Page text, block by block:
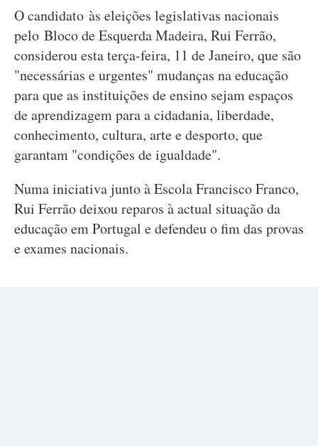
O candidato às eleições legislativas nacionais
pelo Bloco de Esquerda Madeira, Rui Ferrão,
considerou esta terça-feira, 11 de Janeiro, que são
"necessárias e urgentes" mudanças na educação
para que as instituições de ensino sejam espaços
de aprendizagem para a cidadania, liberdade,
conhecimento, cultura, arte e desporto, que
garantam "condições de igualdade".
Numa iniciativa junto à Escola Francisco Franco,
Rui Ferrão deixou reparos à actual situação da
educação em Portugal e defendeu o fim das provas
e exames nacionais.